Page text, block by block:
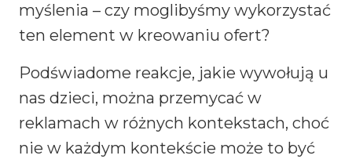
myślenia – czy moglibyśmy wykorzystać
ten element w kreowaniu ofert?
Podświadome reakcje, jakie wywołują u
nas dzieci, można przemycać w
reklamach w różnych kontekstach, choć
nie w każdym kontekście może to być